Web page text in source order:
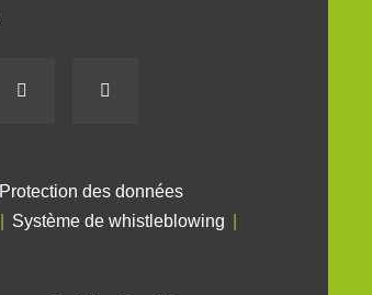
Protection des données
Système de whistleblowing